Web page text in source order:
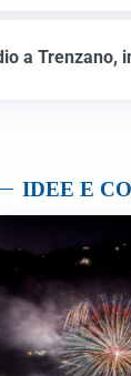
a Trenzano,
IDEE E